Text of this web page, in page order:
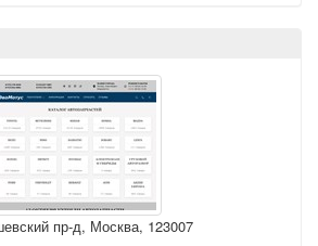
пр-д, Москва, 123007